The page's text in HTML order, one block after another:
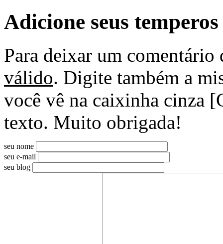
Adicione seus temperos
Para deixar um
válido. Digite também a
você vê na caixinha cinza
texto. Muito obrigada!
seu nome
seu e-mail
seu blog